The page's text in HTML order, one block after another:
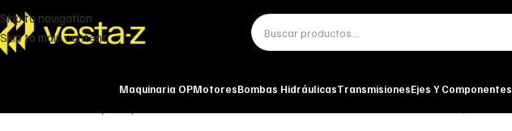
Skip to navigation
Skip to main content
Maquinaria OPMotoresBombas HidráulicasTransmisionesEjes Y Componentes